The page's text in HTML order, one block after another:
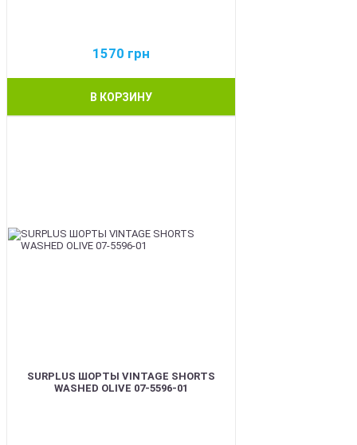
1570 грн
В КОРЗИНУ
SURPLUS ШОРТЫ VINTAGE SHORTS
WASHED OLIVE 07-5596-01